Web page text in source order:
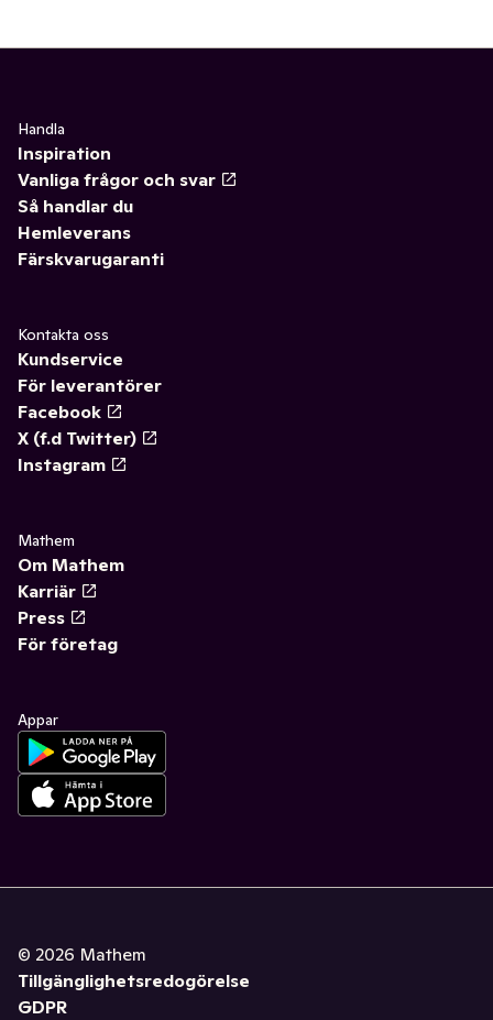
Handla
Inspiration
Vanliga frågor och svar
Så handlar du
Hemleverans
Färskvarugaranti
Kontakta oss
Kundservice
För leverantörer
Facebook
X (f.d Twitter)
Instagram
Mathem
Om Mathem
Karriär
Press
För företag
Appar
© 2026 Mathem
Tillgänglighetsredogörelse
GDPR